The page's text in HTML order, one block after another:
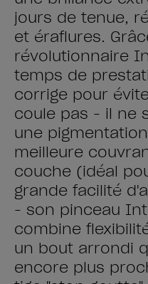
jours de tenue,
et éraflures.
révolutionnaire
temps de
corrige pour
coule pas - il ne
une
meilleure
couche (idéal
grande facilité
- son pinceau
combine
un bout arrondi
encore plus